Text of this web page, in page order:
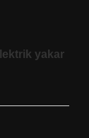
yakar